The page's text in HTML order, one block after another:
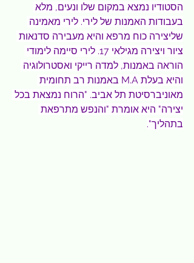
הסטודיו נמצא במקום שלו ונעים, מלא
בעבודות האמנות של לירי. לירי מאמינה
שליצירה כוח מרפא והיא מעבירה סדנאות
ציור ויצירה מגילאי 17. לירי סיימה לימודי
הוראה באמנות, למדה רייקי ואסטרולוגיה
והיא בעלת M.A באמנות רב תחומית
מאוניברסיטת תל אביב. "הרוח נמצאת בכל
יצירה" היא אומרת "והנפש מתרפאת
בתהליך".